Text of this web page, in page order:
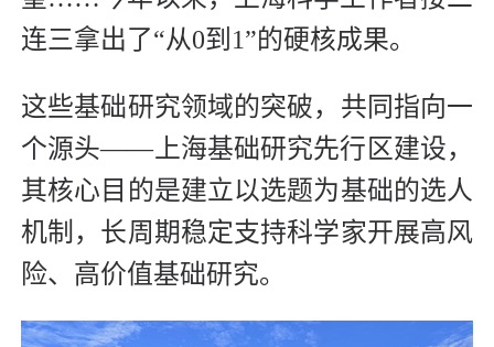
连三拿出了“从0到1”的硬核成果。
这些基础研究领域的突破，共同指向一
个源头——上海基础研究先行区建设，
其核心目的是建立以选题为基础的选人
机制，长周期稳定支持科学家开展高风
险、高价值基础研究。